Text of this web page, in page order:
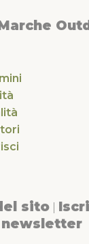
sito
newsletter